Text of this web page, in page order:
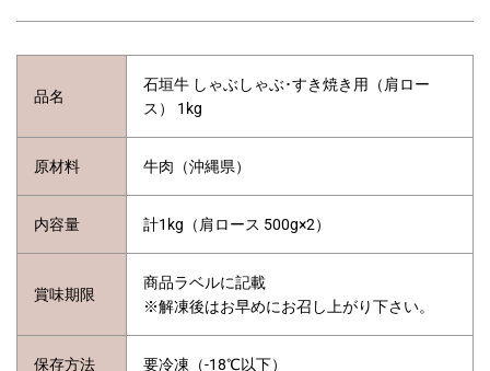
品名
石垣牛 しゃぶしゃぶ･すき焼き用（肩ロー
ス） 1kg
原材料 牛肉（沖縄県）
内容量 計1kg（肩ロース 500g×2）
賞味期限
商品ラベルに記載
※解凍後はお早めにお召し上がり下さい。
保存方法 要冷凍（-18℃以下）